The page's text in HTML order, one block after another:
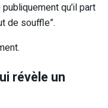
qu’il part
de souffle”.
révèle un